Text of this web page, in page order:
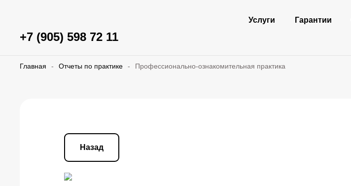
Услуги Гарантии
+7 (905) 598 72 11
Главная - Отчеты по практике - Профессионально-ознакомительная практика
Назад